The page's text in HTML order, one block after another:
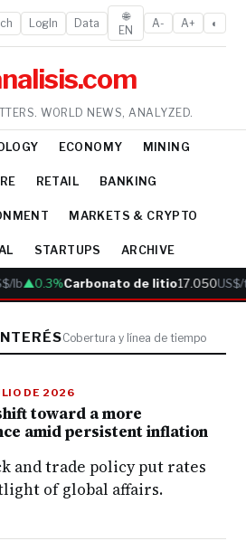
LogIn Data
🌐
EN
A- A+ ◐
WORLD NEWS, ANALYZED.
ECONOMY MINING
RETAIL BANKING
MARKETS & CRYPTO
STARTUPS ARCHIVE
lb▲0.3%Carbonato de litio17.050US$/
Cobertura y línea de tiempo
DE 2026
toward a more
amid persistent inflation
and trade policy put rates
of global affairs.